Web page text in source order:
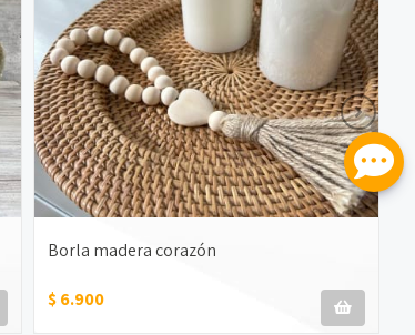
Borla madera corazón
$ 6.900